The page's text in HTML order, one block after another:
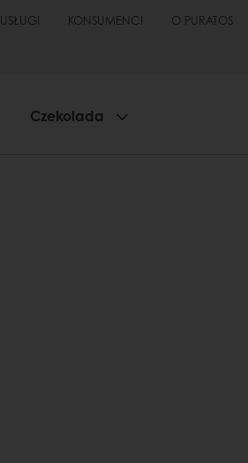
USŁUGI KONSUMENCI O PURATOS
Czekolada